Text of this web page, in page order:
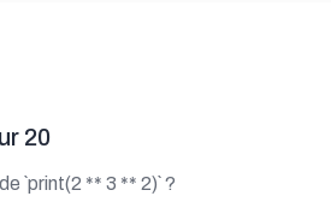
20
`print(2 ** 3 ** 2)` ?